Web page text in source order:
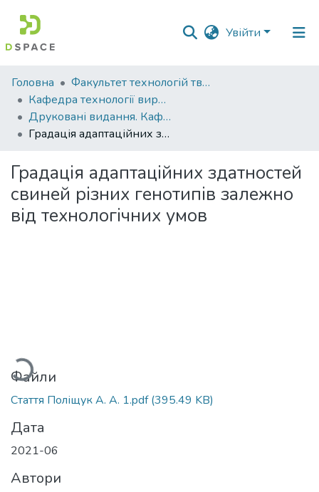
Увійти
Фонди
та
зібрання
Пошук за критеріями
Статистика
Головна
Факультет технологій тваринництва та продовольства
Кафедра технології виробництва продукції тваринництва
Друковані видання. Кафедра технології виробництва продукції тваринництва
Градація адаптаційних здатностей свиней різних генотипів залежно від технологічних умов
Градація адаптаційних здатностей
свиней різних генотипів залежно
від технологічних умов
Вантажиться...
Файли
Стаття Поліщук А. А. 1.pdf(395.49 KB)
Дата
2021-06
Автори